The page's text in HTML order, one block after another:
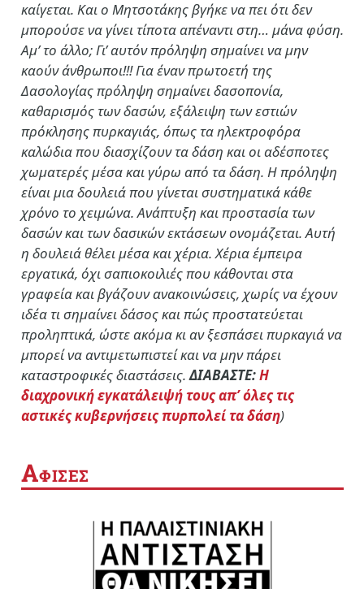
καίγεται. Και ο Μητσοτάκης βγήκε να πει ότι δεν
μπορούσε να γίνει τίποτα απέναντι στη… μάνα φύση.
Αμ’ το άλλο; Γι’ αυτόν πρόληψη σημαίνει να μην
καούν άνθρωποι!!! Για έναν πρωτοετή της
Δασολογίας πρόληψη σημαίνει δασοπονία,
καθαρισμός των δασών, εξάλειψη των εστιών
πρόκλησης πυρκαγιάς, όπως τα ηλεκτροφόρα
καλώδια που διασχίζουν τα δάση και οι αδέσποτες
χωματερές μέσα και γύρω από τα δάση. Η πρόληψη
είναι μια δουλειά που γίνεται συστηματικά κάθε
χρόνο το χειμώνα. Ανάπτυξη και προστασία των
δασών και των δασικών εκτάσεων ονομάζεται. Αυτή
η δουλειά θέλει μέσα και χέρια. Χέρια έμπειρα
εργατικά, όχι σαπιοκοιλιές που κάθονται στα
γραφεία και βγάζουν ανακοινώσεις, χωρίς να έχουν
ιδέα τι σημαίνει δάσος και πώς προστατεύεται
προληπτικά, ώστε ακόμα κι αν ξεσπάσει πυρκαγιά να
μπορεί να αντιμετωπιστεί και να μην πάρει
καταστροφικές διαστάσεις.ΔΙΑΒΑΣΤΕ:Η
διαχρονική εγκατάλειψή τους απ’ όλες τις
αστικές κυβερνήσεις πυρπολεί τα δάση)
ΑΦΙΣΕΣ